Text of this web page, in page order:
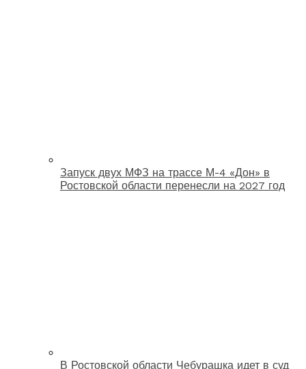
Запуск двух МФЗ на трассе М-4 «Дон» в
Ростовской области перенесли на 2027 год
В Ростовской области Чебурашка идет в суд